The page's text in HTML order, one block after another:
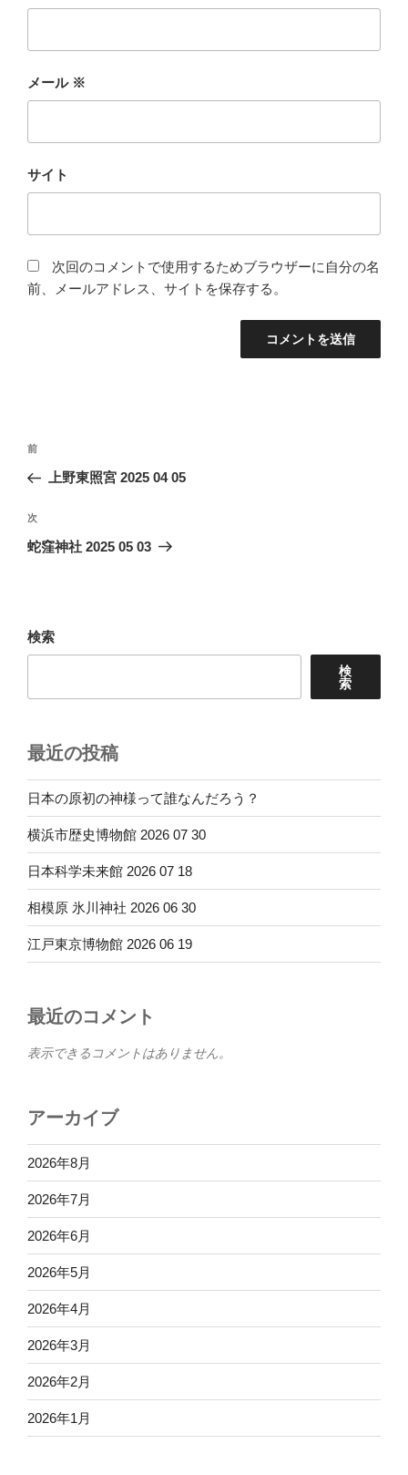
メール ※
サイト
次回のコメントで使用するためブラウザーに自分の名
前、メールアドレス、サイトを保存する。
投
ナ
ビ
ゲ
ン
前
の
稿
前
上野東照宮 2025 04 05
次
の
次
蛇窪神社 2025 05 03
検索
検
索
最近の投稿
日本の原初の神様って誰なんだろう？
横浜市歴史博物館 2026 07 30
日本科学未来館 2026 07 18
相模原 氷川神社 2026 06 30
江戸東京博物館 2026 06 19
最近のコメント
表示できるコメントはありません。
アーカイブ
2026年8月
2026年7月
2026年6月
2026年5月
2026年4月
2026年3月
2026年2月
2026年1月